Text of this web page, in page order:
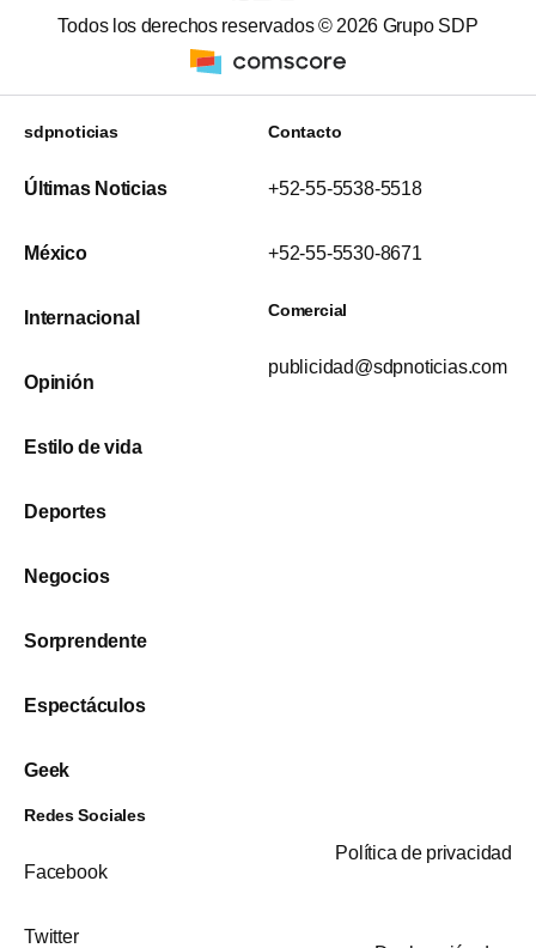
Todos los derechos reservados © 2026 Grupo SDP
sdpnoticias
Últimas Noticias
México
Internacional
Opinión
Estilo de vida
Deportes
Negocios
Sorprendente
Espectáculos
Geek
Contacto
+52-55-5538-5518
+52-55-5530-8671
Comercial
publicidad@sdpnoticias.com
Redes Sociales
Facebook
Twitter
Política de privacidad